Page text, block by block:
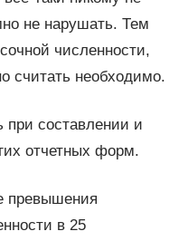
не нарушать. Тем
численности,
считать необходимо.
при составлении и
отчетных форм.
превышения
в 25